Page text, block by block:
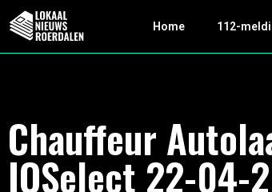
Home 112-
Chauffeur
IQSelect 22-04-